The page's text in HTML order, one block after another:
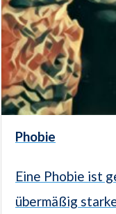
Phobie
Eine Phobie ist
übermäßig